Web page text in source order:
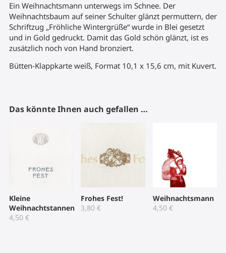
Ein Weihnachtsmann unterwegs im Schnee. Der
Weihnachtsbaum auf seiner Schulter glänzt permuttern, der
Schriftzug „Fröhliche Wintergrüße“ wurde in Blei gesetzt
und in Gold gedruckt. Damit das Gold schön glänzt, ist es
zusätzlich noch von Hand bronziert.
Bütten-Klappkarte weiß, Format 10,1 x 15,6 cm, mit Kuvert.
Das könnte Ihnen auch gefallen …
Kleine
Weihnachtstannen
4,50 €
Frohes Fest!
3,80€
Weihnachtsmann
4,50 €